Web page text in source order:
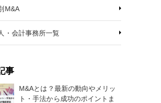
M&A
・会計事務所一覧
事
M&Aとは？最新の動向やメリッ
ト・手法から成功のポイントま